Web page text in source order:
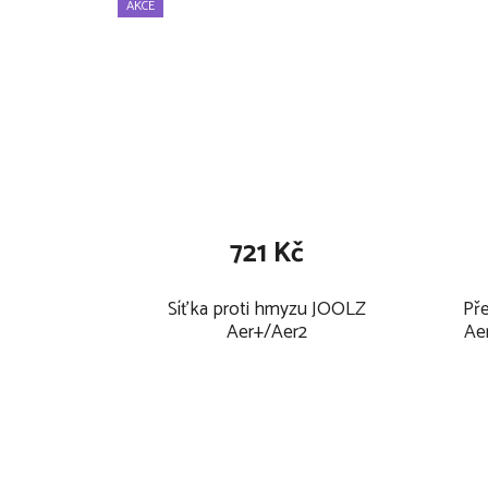
AKCE
Síťka proti hmyzu JOOLZ
Aer+/Aer2
721 Kč